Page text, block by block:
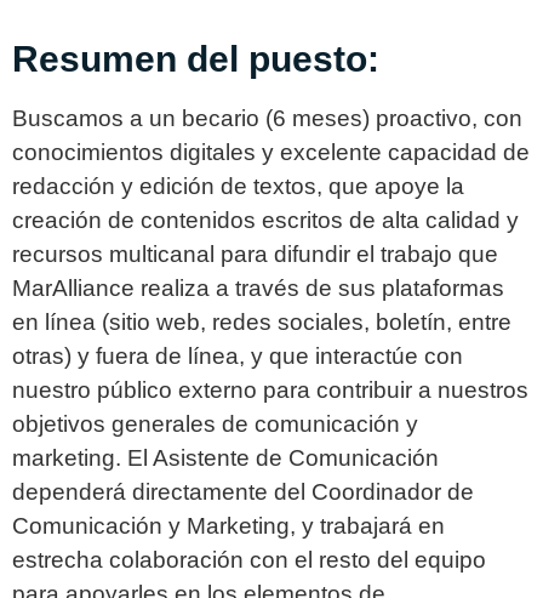
Resumen del puesto:
Buscamos a un becario (6 meses) proactivo, con
conocimientos digitales y excelente capacidad de
redacción y edición de textos, que apoye la
creación de contenidos escritos de alta calidad y
recursos multicanal para difundir el trabajo que
MarAlliance realiza a través de sus plataformas
en línea (sitio web, redes sociales, boletín, entre
otras) y fuera de línea, y que interactúe con
nuestro público externo para contribuir a nuestros
objetivos generales de comunicación y
marketing. El Asistente de Comunicación
dependerá directamente del Coordinador de
Comunicación y Marketing, y trabajará en
estrecha colaboración con el resto del equipo